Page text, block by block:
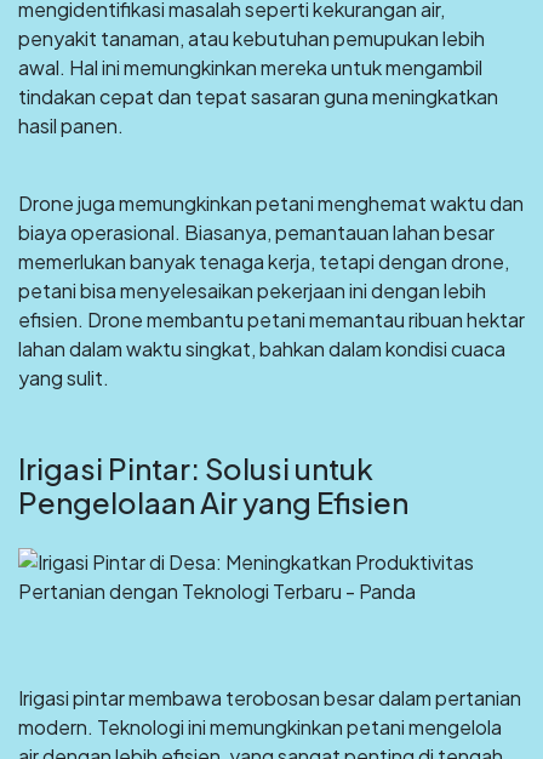
mengidentifikasi masalah seperti kekurangan air,
penyakit tanaman, atau kebutuhan pemupukan lebih
awal. Hal ini memungkinkan mereka untuk mengambil
tindakan cepat dan tepat sasaran guna meningkatkan
hasil panen.
Drone juga memungkinkan petani menghemat waktu dan
biaya operasional. Biasanya, pemantauan lahan besar
memerlukan banyak tenaga kerja, tetapi dengan drone,
petani bisa menyelesaikan pekerjaan ini dengan lebih
efisien. Drone membantu petani memantau ribuan hektar
lahan dalam waktu singkat, bahkan dalam kondisi cuaca
yang sulit.
Irigasi Pintar: Solusi untuk
Pengelolaan Air yang Efisien
Irigasi pintar membawa terobosan besar dalam pertanian
modern. Teknologi ini memungkinkan petani mengelola